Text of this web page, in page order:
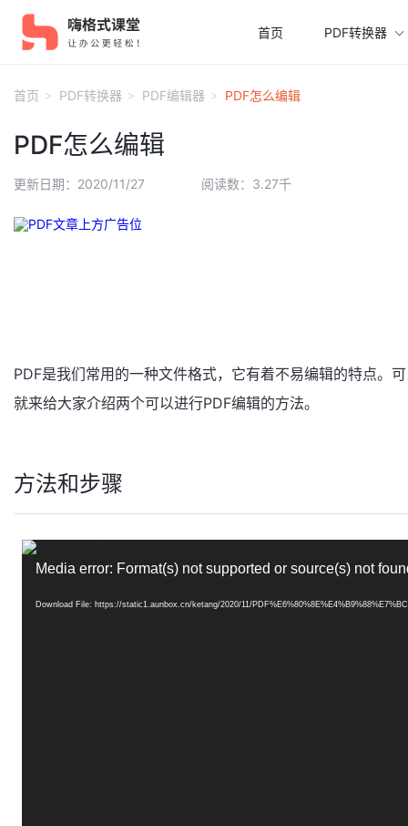
首页 PDF转换器
首页 PDF转换器 PDF编辑器 PDF怎么编辑
PDF怎么编辑
更新日期：2020/11/27 阅读数：3.27千
PDF是我们常用的一种文件格式，它有着不易编辑的特点。
就来给大家介绍两个可以进行PDF编辑的方法。
方法和步骤
视
Media error: Format(s) not supported or source(s) not
Download File: https://static1.aunbox.cn/ketang/2020/11/